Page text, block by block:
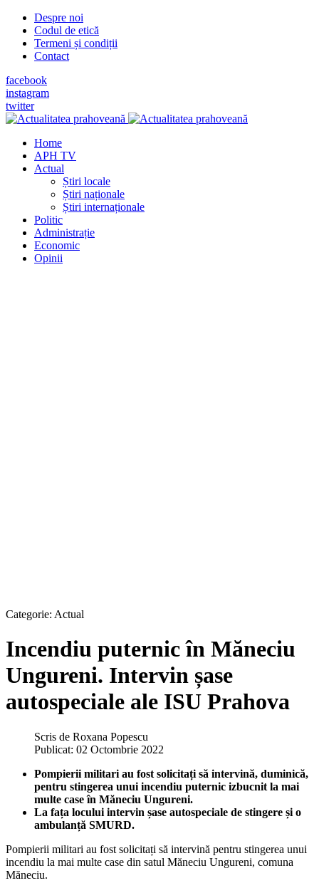
Despre noi
Codul de etică
Termeni și condiții
Contact
facebook
instagram
twitter
Home
APH TV
Actual
Știri locale
Știri naționale
Știri internaționale
Politic
Administrație
Economic
Opinii
Categorie: Actual
Incendiu puternic în Măneciu
Ungureni. Intervin șase
autospeciale ale ISU Prahova
Scris de Roxana Popescu
Publicat: 02 Octombrie 2022
Pompierii militari au fost solicitați să intervină, duminică,
pentru stingerea unui incendiu puternic izbucnit la mai
multe case în Măneciu Ungureni.
La fața locului intervin șase autospeciale de stingere și o
ambulanță SMURD.
Pompierii militari au fost solicitați să intervină pentru stingerea unui
incendiu la mai multe case din satul Măneciu Ungureni, comuna
Măneciu.